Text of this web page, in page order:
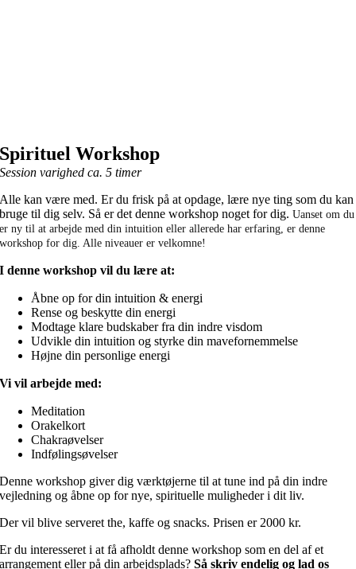
Spirituel Workshop
Session varighed ca. 5 timer
Alle kan være med. Er du frisk på at opdage, lære nye ting som du kan
bruge til dig selv. Så er det denne workshop noget for dig.Uanset om du
er ny til at arbejde med din intuition eller allerede har erfaring, er denne
workshop for dig. Alle niveauer er velkomne!
I denne workshop vil du lære at:
Åbne op for din intuition & energi
Rense og beskytte din energi
Modtage klare budskaber fra din indre visdom
Udvikle din intuition og styrke din mavefornemmelse
Højne din personlige energi
Vi vil arbejde med:
Meditation
Orakelkort
Chakraøvelser
Indfølingsøvelser
Denne workshop giver dig værktøjerne til at tune ind på din indre
vejledning og åbne op for nye, spirituelle muligheder i dit liv.
Der vil blive serveret the, kaffe og snacks. Prisen er 2000 kr.
Er du interesseret i at få afholdt denne workshop som en del af et
arrangement eller på dinarbejdsplads?Så skriv endelig og lad os